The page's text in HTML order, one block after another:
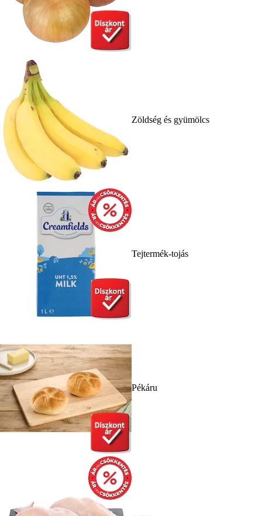
Zöldség és gyümölcs
Tejtermék-tojás
Pékáru